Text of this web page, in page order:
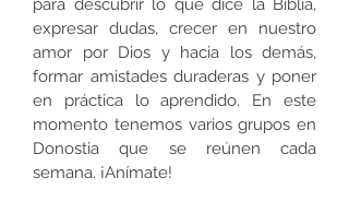
para descubrir lo que dice la Biblia,
expresar dudas, crecer en nuestro
amor por Dios y hacia los demás,
formar amistades duraderas y poner
en práctica lo aprendido. En este
momento tenemos varios grupos en
Donostia que se reúnen cada
semana. ¡Anímate!